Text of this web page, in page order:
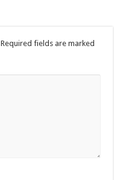
Required fields are marked